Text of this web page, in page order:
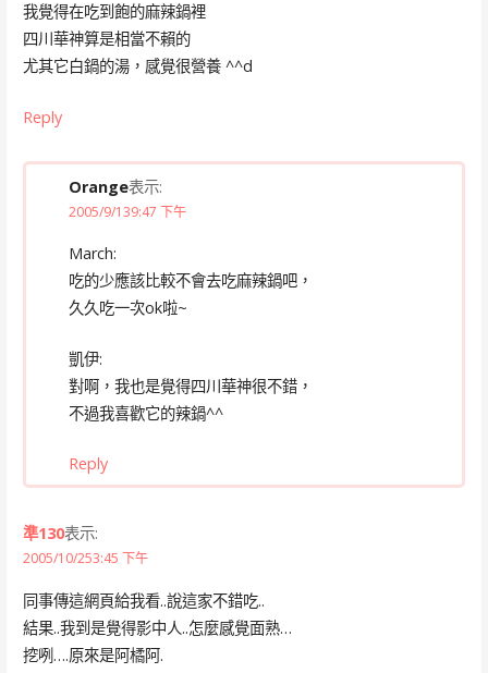
我覺得在吃到飽的麻辣鍋裡
四川華神算是相當不賴的
尤其它白鍋的湯，感覺很營養 ^^d
Reply
Orange表示:
2005/9/139:47 下午
March:
吃的少應該比較不會去吃麻辣鍋吧，
久久吃一次ok啦~
凱伊:
對啊，我也是覺得四川華神很不錯，
不過我喜歡它的辣鍋^^
Reply
準130表示:
2005/10/253:45 下午
同事傳這網頁給我看..說這家不錯吃..
結果..我到是覺得影中人..怎麼感覺面熟…
挖咧….原來是阿橘阿.